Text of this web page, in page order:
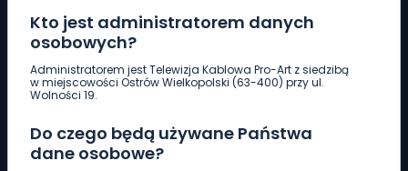
Kto jest administratorem danych
osobowych?
Administratorem jest Telewizja Kablowa Pro-Art z siedzibą
w miejscowości Ostrów Wielkopolski (63-400) przy ul.
Wolności 19.
Do czego będą używane Państwa
dane osobowe?
Pobierz logotyp
661 997 997